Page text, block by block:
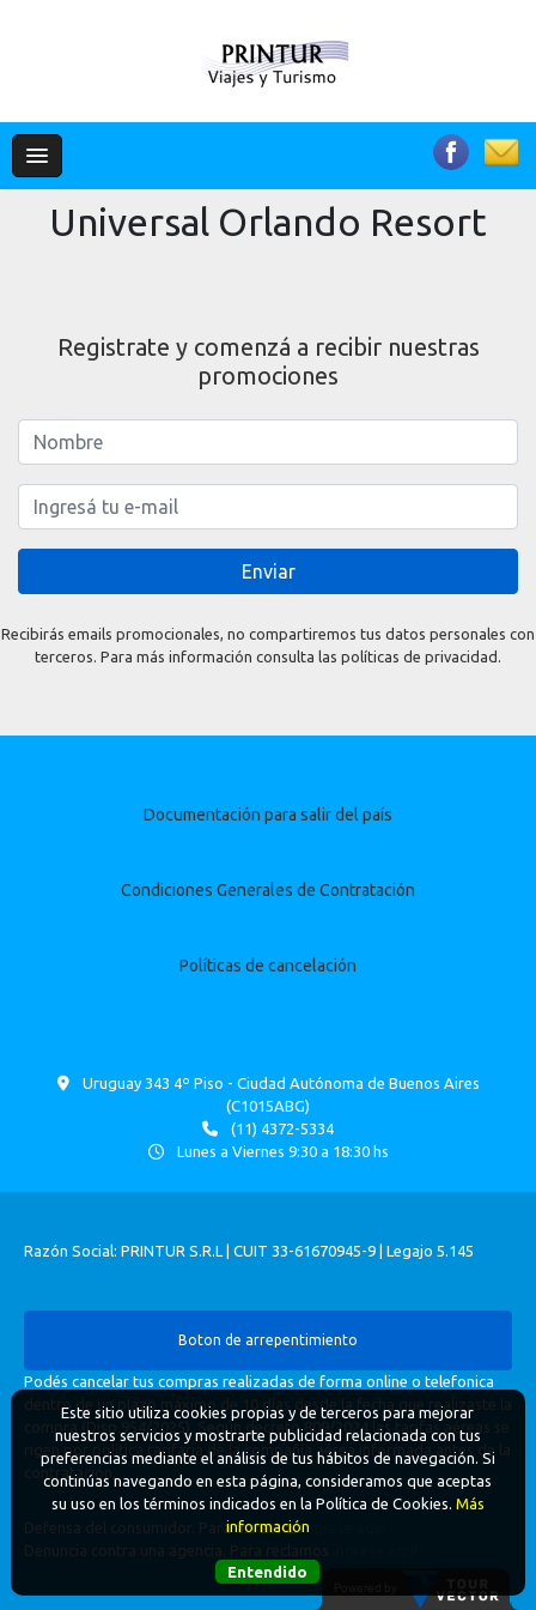
Universal Orlando Resort
Registrate y comenzá a recibir nuestras
promociones
Enviar
Recibirás emails promocionales, no compartiremos tus datos personales con
terceros. Para más información consulta las políticas de privacidad.
Documentación para salir del país
Condiciones Generales de Contratación
Políticas de cancelación
Uruguay 343 4º Piso - Ciudad Autónoma de Buenos Aires
(C1015ABG)
(11) 4372-5334
Lunes a Viernes 9:30 a 18:30 hs
Razón Social: PRINTUR S.R.L | CUIT 33-61670945-9 | Legajo 5.145
Boton de arrepentimiento
Podés cancelar tus compras realizadas de forma online o telefonica
dentro de un plazo máximo de 10 días desde la fecha que realizaste la
compra (Disp.954/2025). Según decreto 809/2024 las tarifas aéreas se
rigen por política tarifaria de la compañía aérea informada antes de la
contratación.
Defensa del consumidor. Para reclamosingrese aquí
Denuncia contra una agencia. Para reclamos
Este sitio utiliza cookies propias y de terceros para mejorar
nuestros servicios y mostrarte publicidad relacionada con tus
preferencias mediante el análisis de tus hábitos de navegación. Si
continúas navegando en esta página, consideramos que aceptas
su uso en los términos indicados en la Política de Cookies. Más
información
Entendido